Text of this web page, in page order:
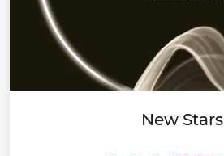
New Stars